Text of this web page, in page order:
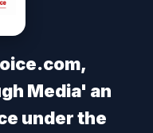
Media' an
under the